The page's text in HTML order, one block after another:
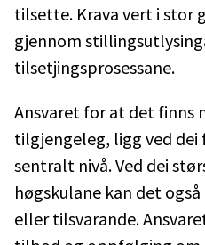
tilsette. Krava vert i stor
gjennom
tilsetjingsprosessane.
Ansvaret for at det
tilgjengeleg, ligg ved
sentralt nivå. Ved dei
høgskulane kan det
eller tilsvarande.